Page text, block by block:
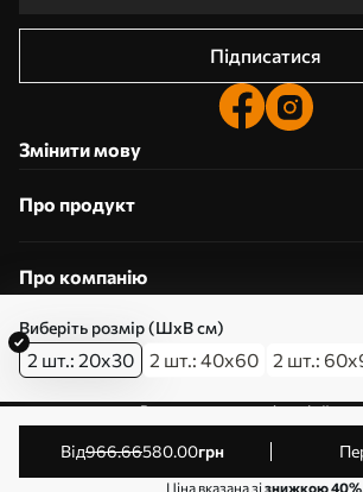
Виберіть розмір (ШхВ см)
2 шт.: 20x30 2 шт.: 40x60 2 шт.:
від966.66580.00грн
Ціна вказана зізнижкою 40%
Підписатися
Змінити мову
Про продукт
Про компанію
Редагування дозволів на файли
© 2011-2026 Art-holst. Усі права
ТОВ “КЛЄВЄР”. Код ЄДРПОУ: